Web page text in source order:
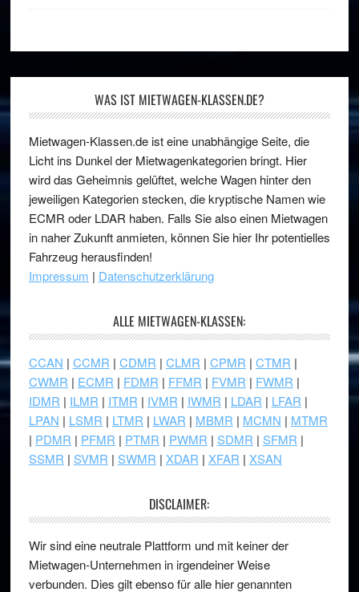
WAS IST MIETWAGEN-KLASSEN.DE?
Mietwagen-Klassen.de ist eine unabhängige Seite, die
Licht ins Dunkel der Mietwagenkategorien bringt. Hier
wird das Geheimnis gelüftet, welche Wagen hinter den
jeweiligen Kategorien stecken, die kryptische Namen wie
ECMR oder LDAR haben. Falls Sie also einen Mietwagen
in naher Zukunft anmieten, können Sie hier Ihr potentielles
Fahrzeug herausfinden!
Impressum | Datenschutzerklärung
ALLE MIETWAGEN-KLASSEN:
CCAN | CCMR | CDMR | CLMR | CPMR | CTMR |
CWMR | ECMR | FDMR | FFMR | FVMR | FWMR |
IDMR | ILMR | ITMR | IVMR | IWMR | LDAR | LFAR |
LPAN | LSMR | LTMR | LWAR | MBMR | MCMN | MTMR
| PDMR | PFMR | PTMR | PWMR | SDMR | SFMR |
SSMR | SVMR | SWMR | XDAR | XFAR | XSAN
DISCLAIMER:
Wir sind eine neutrale Plattform und mit keiner der
Mietwagen-Unternehmen in irgendeiner Weise
verbunden. Dies gilt ebenso für alle hier genannten